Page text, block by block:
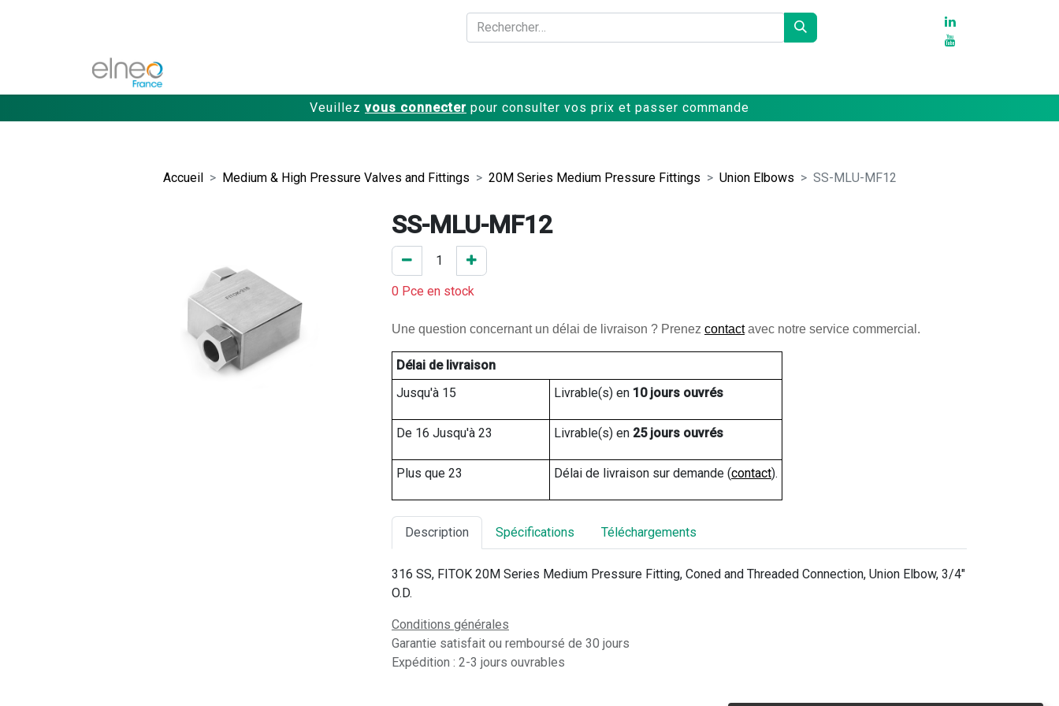
Veuillez vous connecter pour consulter vos prix et passer commande
Accueil Medium & High Pressure Valves and Fittings 20M Series Medium Pressure Fittings Union Elbows SS-MLU-MF12
SS-MLU-MF12
0 Pce en stock
Une question concernant un délai de livraison ? Prenez contact avec notre service commercial.
Délai de livraison
Jusqu'à 15
Livrable(s) en 10 jours ouvrés
De 16 Jusqu'à 23 Livrable(s) en 25 jours ouvrés
Plus que 23 Délai de livraison sur demande (contact).
Description Spécifications Téléchargements
316 SS, FITOK 20M Series Medium Pressure Fitting, Coned and Threaded Connection, Union Elbow, 3/4"
O.D.
Conditions générales
Garantie satisfait ou remboursé de 30 jours
Expédition : 2-3 jours ouvrables